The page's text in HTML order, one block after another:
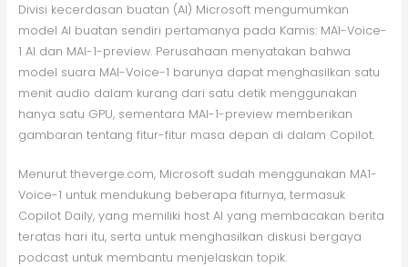
Divisi kecerdasan buatan (AI) Microsoft mengumumkan
model AI buatan sendiri pertamanya pada Kamis: MAI-Voice-
1 AI dan MAI-1-preview. Perusahaan menyatakan bahwa
model suara MAI-Voice-1 barunya dapat menghasilkan satu
menit audio dalam kurang dari satu detik menggunakan
hanya satu GPU, sementara MAI-1-preview memberikan
gambaran tentang fitur-fitur masa depan di dalam Copilot.
Menurut theverge.com, Microsoft sudah menggunakan MA1-
Voice-1 untuk mendukung beberapa fiturnya, termasuk
Copilot Daily, yang memiliki host AI yang membacakan berita
teratas hari itu, serta untuk menghasilkan diskusi bergaya
podcast untuk membantu menjelaskan topik.